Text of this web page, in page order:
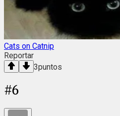
Cats on Catnip
Reportar
3puntos
#6